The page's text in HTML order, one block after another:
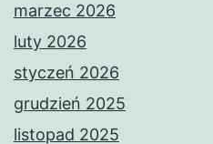
marzec 2026
luty 2026
styczeń 2026
grudzień 2025
listopad 2025